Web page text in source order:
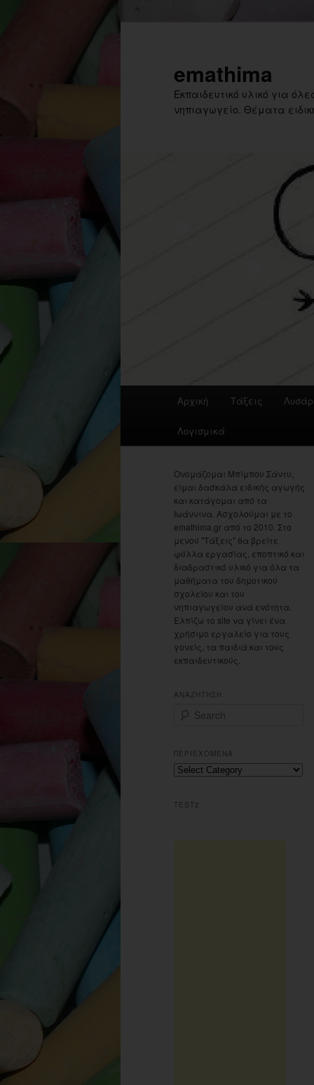
emathima
Εκπαιδευτικό υλικό για
νηπιαγωγείο. Θέματα
Αρχική Τάξεις
Λογισμικά
Ονομάζομαι Μπίμπου Σάντυ,
είμαι δασκάλα ειδικής αγωγής
και κατάγομαι από τα
Ιωάννινα. Ασχολούμαι με το
emathima.gr από το 2010. Στο
μενού "Τάξεις" θα βρείτε
φύλλα εργασίας, εποπτικό και
διαδραστικό υλικό για όλα τα
μαθήματα του δημοτικού
σχολείου και του
νηπιαγωγείου ανά ενότητα.
Ελπίζω το site να γίνει ένα
χρήσιμο εργαλείο για τους
γονείς, τα παιδιά και τους
εκπαιδευτικούς.
ΑΝΑΖΗΤΗΣΗ
r
c
h
ΠΕΡΙΕΧΟΜΕΝΑ
Περιεχομενα
TEST2